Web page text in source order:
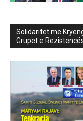
Solidaritet me
Grupet e